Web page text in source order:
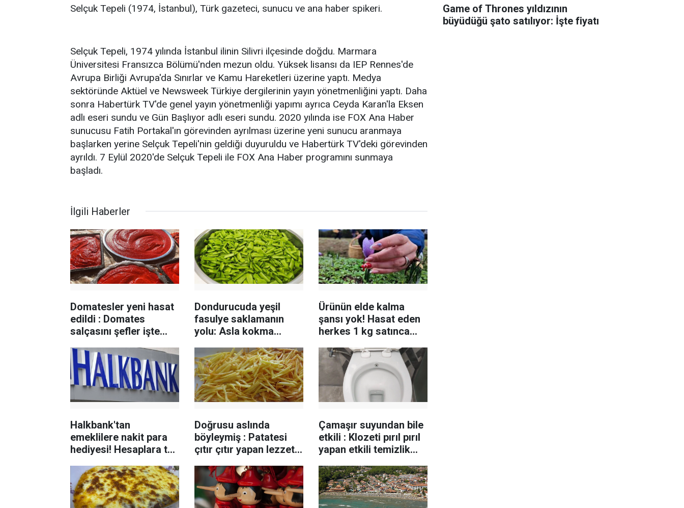
Selçuk Tepeli (1974, İstanbul), Türk gazeteci, sunucu ve ana haber spikeri.
Selçuk Tepeli, 1974 yılında İstanbul ilinin Silivri ilçesinde doğdu. Marmara
Üniversitesi Fransızca Bölümü'nden mezun oldu. Yüksek lisansı da IEP Rennes'de
Avrupa Birliği Avrupa'da Sınırlar ve Kamu Hareketleri üzerine yaptı. Medya
sektöründe Aktüel ve Newsweek Türkiye dergilerinin yayın yönetmenliğini yaptı. Daha
sonra Habertürk TV'de genel yayın yönetmenliği yapımı ayrıca Ceyda Karan'la Eksen
adlı eseri sundu ve Gün Başlıyor adlı eseri sundu. 2020 yılında ise FOX Ana Haber
sunucusu Fatih Portakal'ın görevinden ayrılması üzerine yeni sunucu aranmaya
başlarken yerine Selçuk Tepeli'nin geldiği duyuruldu ve Habertürk TV'deki görevinden
ayrıldı. 7 Eylül 2020'de Selçuk Tepeli ile FOX Ana Haber programını sunmaya
başladı.
İlgili Haberler
Domatesler yeni hasat
edildi : Domates
salçasını şefler işte
Dondurucuda yeşil
fasulye saklamanın
yolu: Asla kokma
Ürünün elde kalma
şansı yok! Hasat eden
herkes 1 kg satınca
Halkbank'tan
emeklilere nakit para
hediyesi! Hesaplara tek
Doğrusu aslında
böyleymiş : Patatesi
çıtır çıtır yapan lezzet
Çamaşır suyundan bile
etkili : Klozeti pırıl pırıl
yapan etkili temizlik
Game of Thrones yıldızının
büyüdüğü şato satılıyor: İşte fiyatı